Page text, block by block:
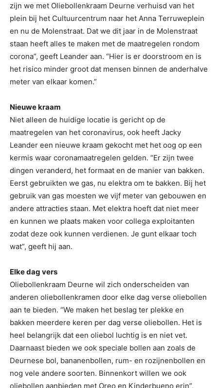
zijn we met Oliebollenkraam Deurne verhuisd van het
plein bij het Cultuurcentrum naar het Anna Terruweplein
en nu de Molenstraat. Dat we dit jaar in de Molenstraat
staan heeft alles te maken met de maatregelen rondom
corona”, geeft Leander aan. “Hier is er doorstroom en is
het risico minder groot dat mensen binnen de anderhalve
meter van elkaar komen.”
Nieuwe kraam
Niet alleen de huidige locatie is gericht op de
maatregelen van het coronavirus, ook heeft Jacky
Leander een nieuwe kraam gekocht met het oog op een
kermis waar coronamaatregelen gelden. “Er zijn twee
dingen veranderd, het formaat en de manier van bakken.
Eerst gebruikten we gas, nu elektra om te bakken. Bij het
gebruik van gas moesten we vijf meter van gebouwen en
andere attracties staan. Met elektra hoeft dat niet meer
en kunnen we plaats maken voor collega exploitanten
zodat deze ook kunnen verdienen. Je gunt elkaar toch
wat”, geeft hij aan.
Elke dag vers
Oliebollenkraam Deurne wil zich onderscheiden van
anderen oliebollenkramen door elke dag verse oliebollen
aan te bieden. “We maken het beslag ter plekke en
bakken meerdere keren per dag verse oliebollen. Het is
heel belangrijk dat een oliebol luchtig is en niet vet.
Daarnaast bieden we ook speciale bollen aan zoals de
Deurnese bol, bananenbollen, rum- en rozijnenbollen en
nog vele andere soorten. Binnenkort willen we ook
oliebollen aanbieden met Oreo en Kinderbueno erin”,